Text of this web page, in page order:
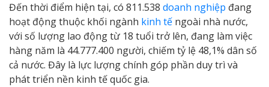
Đến thời điểm hiện tại, có 811.538 doanh nghiệp đang
hoạt động thuộc khối ngành kinh tế ngoài nhà nước,
với số lượng lao động từ 18 tuổi trở lên, đang làm việc
hàng năm là 44.777.400 người, chiếm tỷ lệ 48,1% dân số
cả nước. Đây là lực lượng chính góp phần duy trì và
phát triển nền kinh tế quốc gia.